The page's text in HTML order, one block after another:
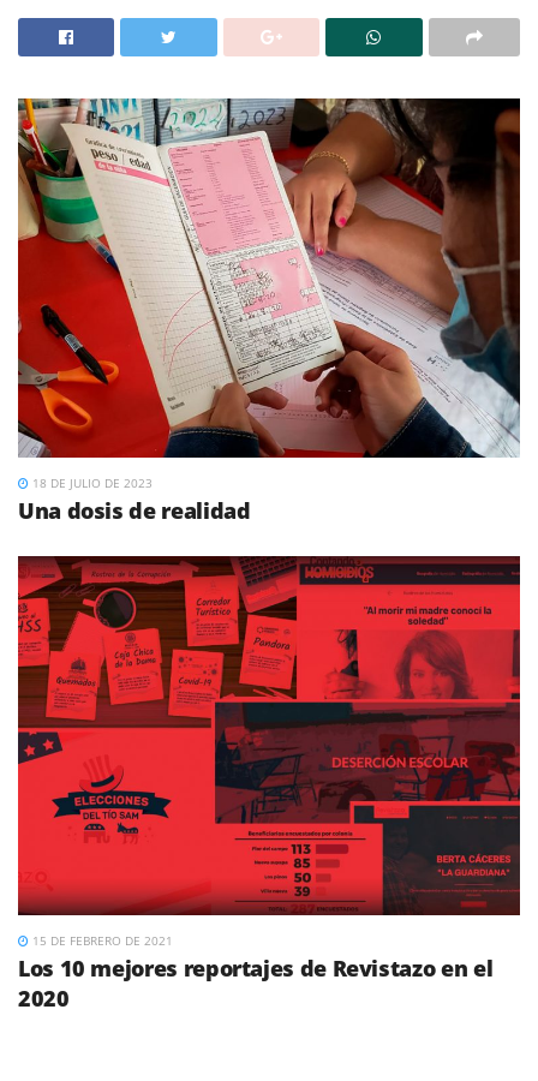
18 DE JULIO DE 2023
Una dosis de realidad
15 DE FEBRERO DE 2021
Los 10 mejores reportajes de Revistazo en el
2020